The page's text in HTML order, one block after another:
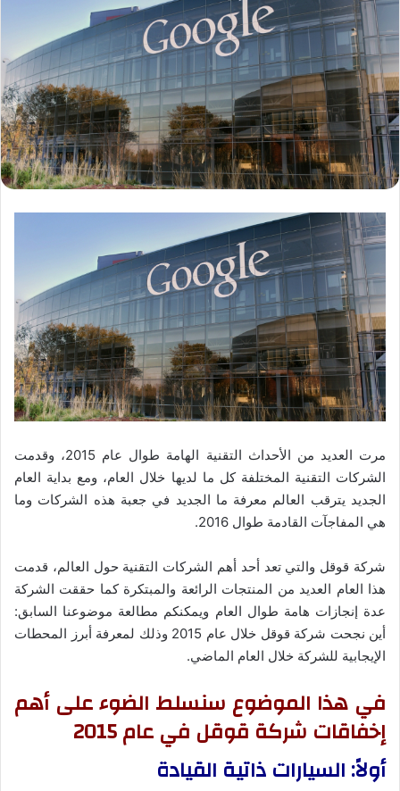
مرت العديد من الأحداث التقنية الهامة طوال عام 2015، وقدمت
الشركات التقنية المختلفة كل ما لديها خلال العام، ومع بداية العام
الجديد يترقب العالم معرفة ما الجديد في جعبة هذه الشركات وما
هي المفاجآت القادمة طوال 2016.
شركة قوقل والتي تعد أحد أهم الشركات التقنية حول العالم، قدمت
هذا العام العديد من المنتجات الرائعة والمبتكرة كما حققت الشركة
عدة إنجازات هامة طوال العام ويمكنكم مطالعة موضوعنا السابق:
أين نجحت شركة قوقل خلال عام 2015 وذلك لمعرفة أبرز المحطات
الإيجابية للشركة خلال العام الماضي.
في هذا الموضوع سنسلط الضوء على أهم
إخفاقات شركة قوقل في عام 2015
أولاً: السيارات ذاتية القيادة